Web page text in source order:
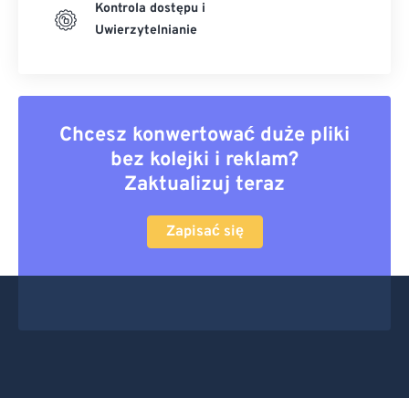
Kontrola dostępu i
Uwierzytelnianie
Chcesz konwertować duże pliki
bez kolejki i reklam?
Zaktualizuj teraz
Zapisać się